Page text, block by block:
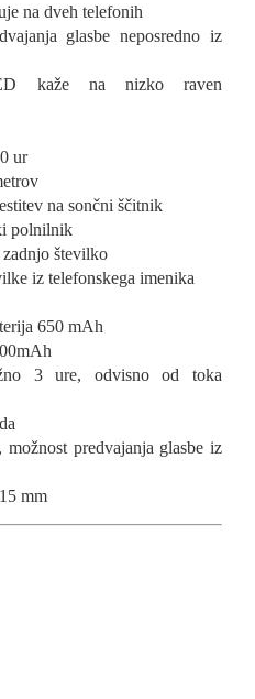
na dveh telefonih
glasbe neposredno iz
kaže na nizko raven
ur
na sončni ščitnik
polnilnik
zadnjo številko
iz telefonskega imenika
650 mAh
3 ure, odvisno od toka
predvajanja glasbe iz
mm